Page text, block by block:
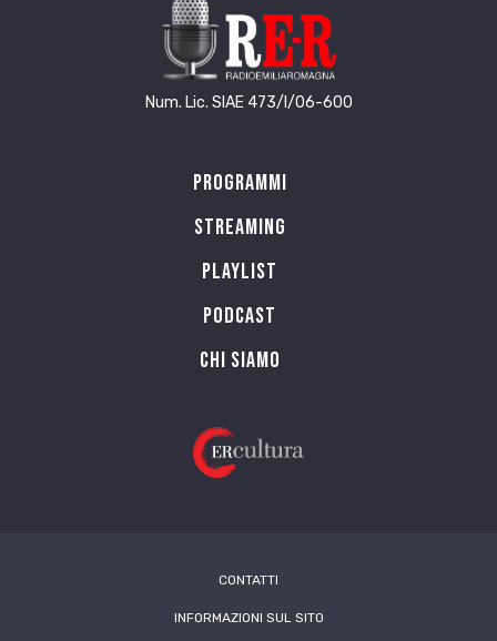
Num. Lic. SIAE 473/I/06-600
Programmi
Streaming
Playlist
PODCAST
Chi siamo
CONTATTI
INFORMAZIONI SUL SITO